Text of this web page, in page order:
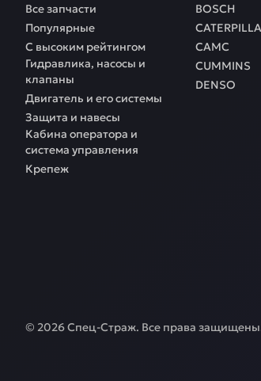
Все запчасти
Популярные
С высоким рейтингом
Гидравлика, насосы и
клапаны
Двигатель и его системы
Защита и навесы
Кабина оператора и
система управления
Крепеж
BOSCH
CAMC
CUMMINS
DENSO
© 2026Спец-Страж. Все права